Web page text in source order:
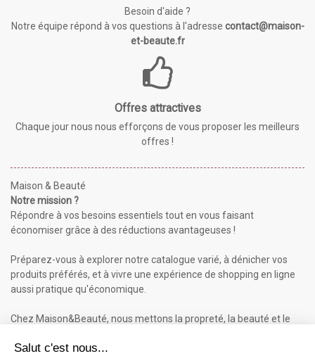
Besoin d'aide ?
Notre équipe répond à vos questions à l'adresse contact@maison-
et-beaute.fr
Offres attractives
Chaque jour nous nous efforçons de vous proposer les meilleurs
offres !
Maison & Beauté
Notre mission ?
Répondre à vos besoins essentiels tout en vous faisant
économiser grâce à des réductions avantageuses !
Préparez-vous à explorer notre catalogue varié, à dénicher vos
produits préférés, et à vivre une expérience de shopping en ligne
aussi pratique qu'économique.
Chez Maison&Beauté, nous mettons la propreté, la beauté et le
Maison & Beauté : Informations